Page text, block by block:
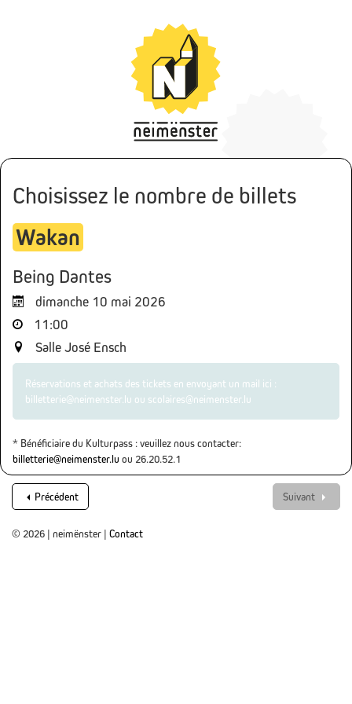
Choisissez le nombre de billets
Wakan
Being Dantes
dimanche 10 mai 2026
11:00
Salle José Ensch
Réservations et achats des tickets en envoyant un mail ici :
billetterie@neimenster.lu ou scolaires@neimenster.lu
* Bénéficiaire du Kulturpass : veuillez nous contacter:
billetterie@neimenster.lu ou 26.20.52.1
Précédent Suivant
© 2026 | neimënster | Contact